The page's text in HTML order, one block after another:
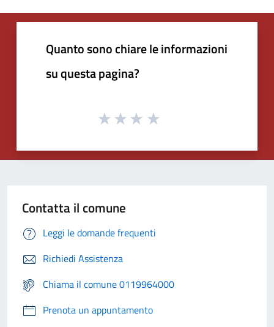
Quanto sono chiare le informazioni
su questa pagina?
Contatta il comune
Leggi le domande frequenti
Richiedi Assistenza
Chiama il comune 0119964000
Prenota un appuntamento